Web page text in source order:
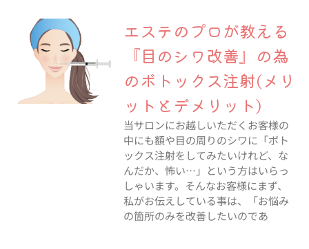
エステのプロが教える
『目のシワ改善』の為
のボトックス注射(メリ
ットとデメリット)
当サロンにお越しいただくお客様の
中にも額や目の周りのシワに「ボト
ックス注射をしてみたいけれど、な
んだか、怖い…」という方はいらっ
しゃいます。そんなお客様にまず、
私がお伝えしている事は、「お悩み
の箇所のみを改善したいのであ